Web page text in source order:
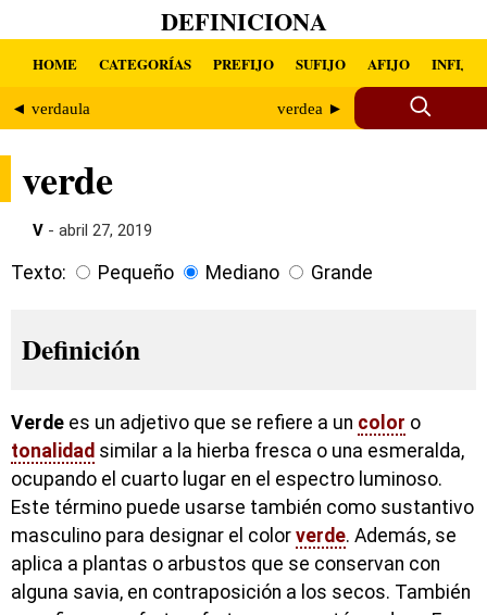
DEFINICIONA
HOME CATEGORÍAS PREFIJO SUFIJO AFIJO INFIJO
◄ verdaula verdea ►
verde
V - abril 27, 2019
Texto: Pequeño Mediano Grande
Definición
Verde es un adjetivo que se refiere a un color o
tonalidad similar a la hierba fresca o una esmeralda,
ocupando el cuarto lugar en el espectro luminoso.
Este término puede usarse también como sustantivo
masculino para designar el color verde. Además, se
aplica a plantas o arbustos que se conservan con
alguna savia, en contraposición a los secos. También